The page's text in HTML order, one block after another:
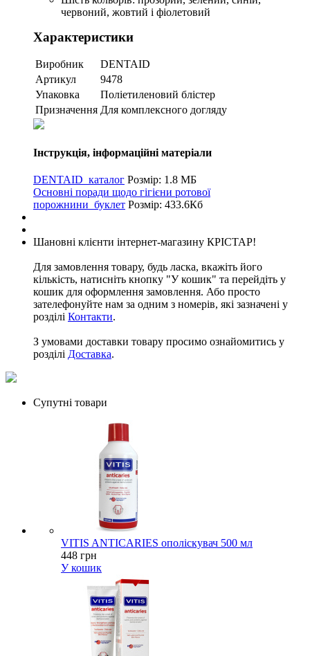
червоний, жовтий і фіолетовий
Характеристики
Виробник
DENTAID
Артикул
9478
Упаковка
Поліетиленовий блістер
Призначення Для комплексного догляду
Інструкція, інформаційні матеріали
DENTAID_каталог Розмір: 1.8 МБ
Основні поради щодо гігієни ротової
порожнини_буклет Розмір: 433.6Кб
Шановні клієнти інтернет-магазину КРІСТАР!
Для замовлення товару, будь ласка, вкажіть його
кількість, натисніть кнопку "У кошик" та перейдіть у
кошик для оформлення замовлення. Або просто
зателефонуйте нам за одним з номерів, які зазначені у
розділі Контакти.
З умовами доставки товару просимо ознайомитись у
розділі Доставка.
Супутні товари
VITIS ANTICARIES ополіскувач 500 мл
448 грн
У кошик